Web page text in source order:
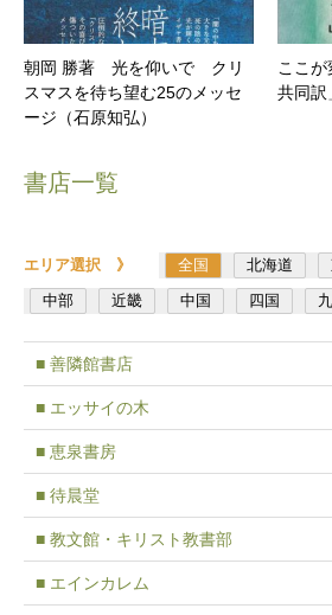
朝岡 勝著 光を仰いで クリ
スマスを待ち望む25のメッセ
ージ（石原知弘）
ここ
共同訳
書店一覧
エリア選択 》 全国 北海道
中部
近畿 中国 四国
■ 善隣館書店
■ エッサイの木
■ 恵泉書房
■ 待晨堂
■ 教文館・キリスト教書部
■ エインカレム